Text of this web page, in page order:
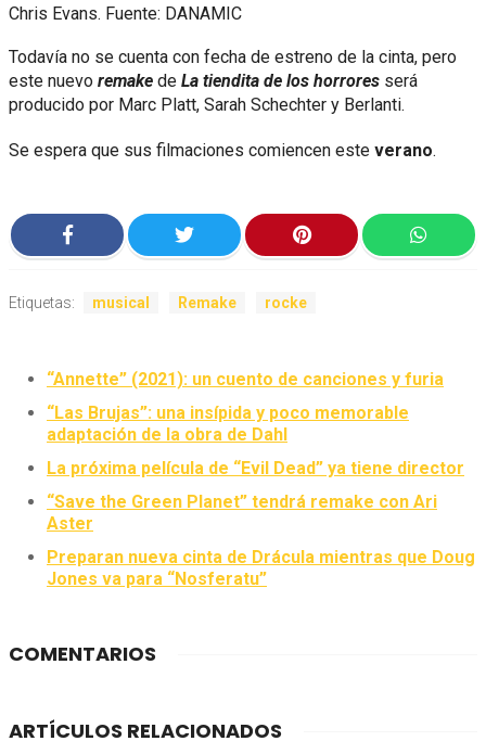
Chris Evans. Fuente: DANAMIC
Todavía no se cuenta con fecha de estreno de la cinta, pero
este nuevo remake de La tiendita de los horrores será
producido por Marc Platt, Sarah Schechter y Berlanti.
Se espera que sus filmaciones comiencen este verano.
Etiquetas: musical Remake rocke
“Annette” (2021): un cuento de canciones y furia
“Las Brujas”: una insípida y poco memorable
adaptación de la obra de Dahl
La próxima película de “Evil Dead” ya tiene director
“Save the Green Planet” tendrá remake con Ari
Aster
Preparan nueva cinta de Drácula mientras que Doug
Jones va para “Nosferatu”
COMENTARIOS
ARTÍCULOS RELACIONADOS